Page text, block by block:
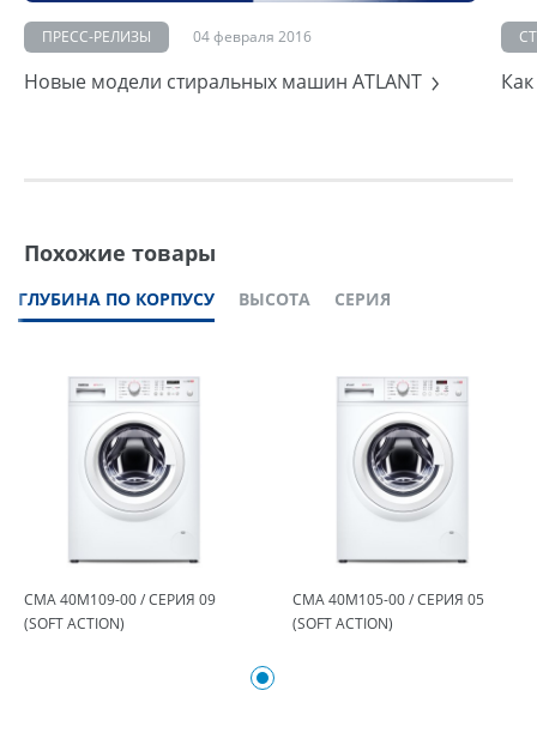
ПРЕСС-РЕЛИЗЫ 04 февраля 2016
Новые модели стиральных машин ATLANT
Похожие товары
ГЛУБИНА ПО КОРПУСУ ВЫСОТА СЕРИЯ
СМА 40М109-00 / СЕРИЯ 09
(SOFT ACTION)
СМА 40М105-00 / СЕРИЯ 05
(SOFT ACTION)